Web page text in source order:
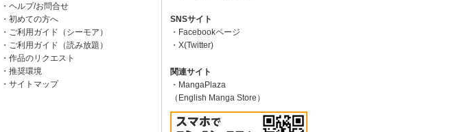
ヘルプ/お問合せ
初めての方へ
ご利用ガイド（シーモア）
ご利用ガイド（読み放題）
作品のリクエスト
推奨環境
サイトマップ
SNSサイト
Facebookページ
X(Twitter)
関連サイト
MangaPlaza
（English Manga Store）